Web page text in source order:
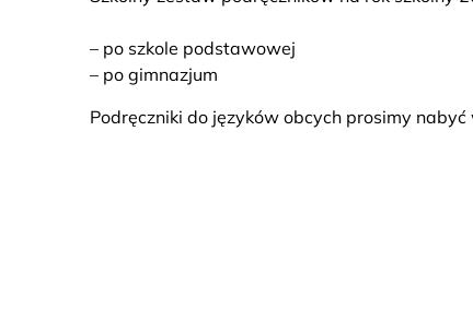
– po szkole podstawowej
– po gimnazjum
Podręczniki do języków obcych prosimy